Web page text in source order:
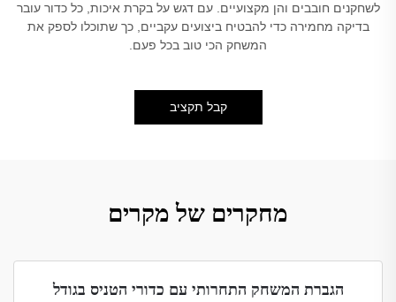
לשחקנים חובבים והן מקצועיים. עם דגש על בקרת איכות, כל כדור עובר
בדיקה מחמירה כדי להבטיח ביצועים עקביים, כך שתוכלו לספק את
המשחק הכי טוב בכל פעם.
קבל תקציב
מחקרים של מקרים
הגברת המשחק התחרותי עם כדורי הטניס בגודל